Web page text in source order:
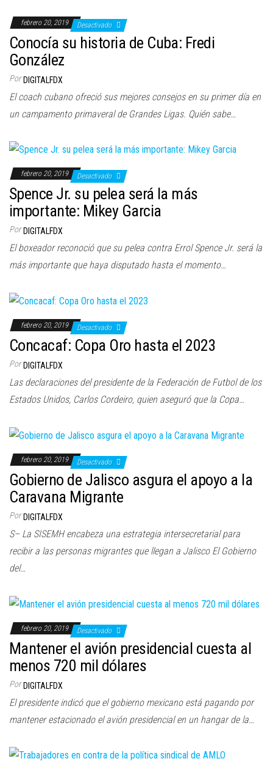
febrero 20, 2019 Desactivado
Conocía su historia de Cuba: Fredi
González
Por DIGITALFDX
El coach cubano ofreció sus mejores consejos en su primer día en
un campamento primaveral de Grandes Ligas. Quién sabe…
febrero 20, 2019 Desactivado
Spence Jr. su pelea será la más
importante: Mikey Garcia
Por DIGITALFDX
El boxeador reconoció que su pelea contra Errol Spence Jr. será la
más importante que haya disputado hasta el momento…
febrero 20, 2019 Desactivado
Concacaf: Copa Oro hasta el 2023
Por DIGITALFDX
Las declaraciones del presidente de la Federación de Futbol de los
Estados Unidos, Carlos Cordeiro, quien aseguró que la Copa…
febrero 20, 2019 Desactivado
Gobierno de Jalisco asgura el apoyo a la
Caravana Migrante
Por DIGITALFDX
S– La SISEMH encabeza una estrategia intersecretarial para
recibir a las personas migrantes que llegan a Jalisco El Gobierno
del…
febrero 20, 2019 Desactivado
Mantener el avión presidencial cuesta al
menos 720 mil dólares
Por DIGITALFDX
El presidente indicó que el gobierno mexicano está pagando por
mantener estacionado el avión presidencial en un hangar de la…